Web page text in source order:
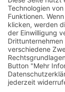
Karriere
Runkel